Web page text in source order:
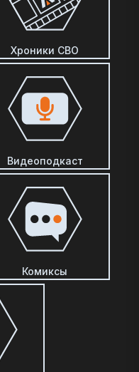
Хроники СВО
Видеоподкаст
Комиксы